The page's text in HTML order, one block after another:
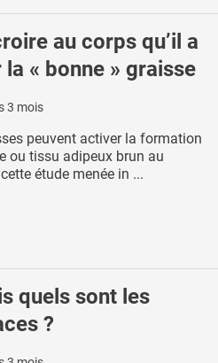
au corps qu’il a
« bonne » graisse
3 mois
peuvent activer la formation
ou tissu adipeux brun au
étude menée in ...
quels sont les
?